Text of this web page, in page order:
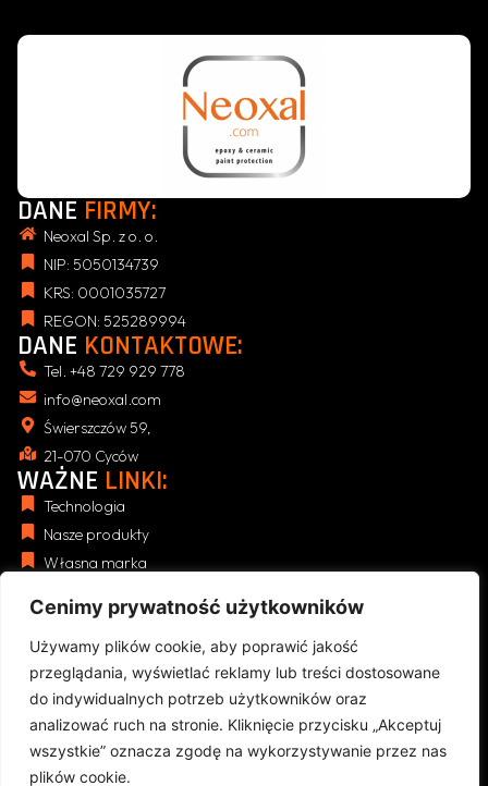
Cenimy prywatność użytkowników
Używamy plików cookie, aby poprawić jakość
przeglądania, wyświetlać reklamy lub treści dostosowane
do indywidualnych potrzeb użytkowników oraz
analizować ruch na stronie. Kliknięcie przycisku „Akceptuj
wszystkie” oznacza zgodę na wykorzystywanie przez nas
plików cookie.
DANE FIRMY:
Neoxal Sp. z o. o.
NIP: 5050134739
KRS: 0001035727
REGON: 525289994
DANE KONTAKTOWE:
Tel. +48 729 929 778
info@neoxal.com
Świerszczów 59,
21-070 Cyców
WAŻNE LINKI:
Technologia
Nasze produkty
Własna marka
NASZEREGULAMINY:
Polityka Prywatności (RODO)
Regulamin Sklepu
Zwroty i reklamacje
Koszty dostawy i płatności